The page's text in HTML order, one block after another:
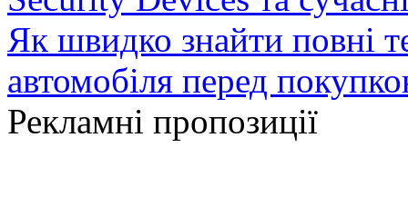
Як швидко знайти повні
автомобіля перед
Рекламні пропозиції